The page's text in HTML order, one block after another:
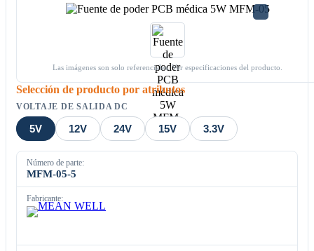
Las imágenes son solo referenciales. Ver especificaciones del producto.
Selección de producto por atributos
VOLTAJE DE SALIDA DC
5V 12V 24V 15V 3.3V
Número de parte:
MFM-05-5
Fabricante: